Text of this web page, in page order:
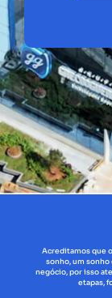
Acreditamos que
sonho, um
negócio, por isso
etapas,